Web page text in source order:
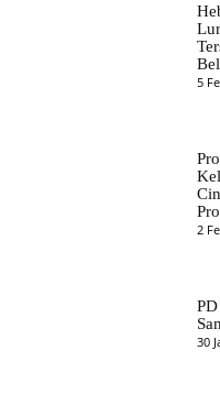
5
2
30